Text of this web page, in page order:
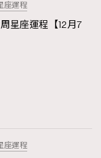
座運程
星座運程【12月7
座運程